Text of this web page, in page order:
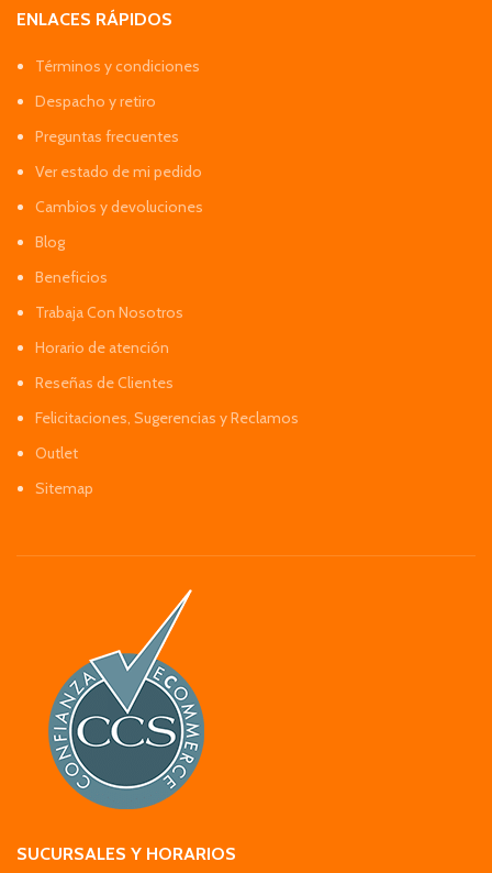
ENLACES RÁPIDOS
Términos y condiciones
Despacho y retiro
Preguntas frecuentes
Ver estado de mi pedido
Cambios y devoluciones
Blog
Beneficios
Trabaja Con Nosotros
Horario de atención
Reseñas de Clientes
Felicitaciones, Sugerencias y Reclamos
Outlet
Sitemap
SUCURSALES Y HORARIOS